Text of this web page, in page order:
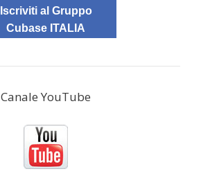
Iscriviti al Gruppo
Cubase ITALIA
Canale YouTube